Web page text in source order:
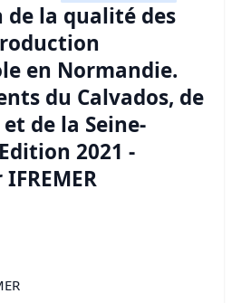
de la qualité des
en Normandie.
du Calvados, de
de la Seine-
2021 -